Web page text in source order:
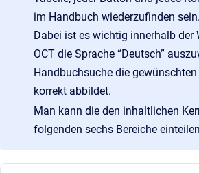
im Handbuch wiederzufinden sein.
Dabei ist es wichtig innerhalb der
OCT die Sprache “Deutsch”
Handbuchsuche die
korrekt abbildet.
Man kann die den inhaltlichen
folgenden sechs Bereiche